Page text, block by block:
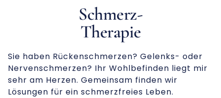
Schmerz-
Therapie
Sie haben Rückenschmerzen? Gelenks- oder
Nervenschmerzen? Ihr Wohlbefinden liegt mir
sehr am Herzen. Gemeinsam finden wir
Lösungen für ein schmerzfreies Leben.